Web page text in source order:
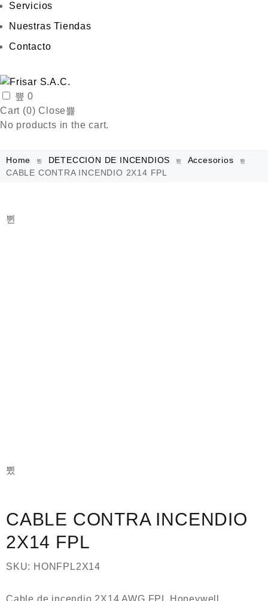
Servicios
Nuestras Tiendas
Contacto
0
Cart (0)Close
No products in the cart.
Home DETECCION DE INCENDIOS
Accesorios
CABLE CONTRA INCENDIO 2X14 FPL
CABLE CONTRA INCENDIO
2X14 FPL
SKU: HONFPL2X14
Cable de incendio 2X14 AWG FPL Honeywell